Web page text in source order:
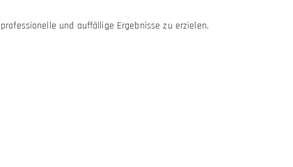
und auffällige Ergebnisse zu erzielen.